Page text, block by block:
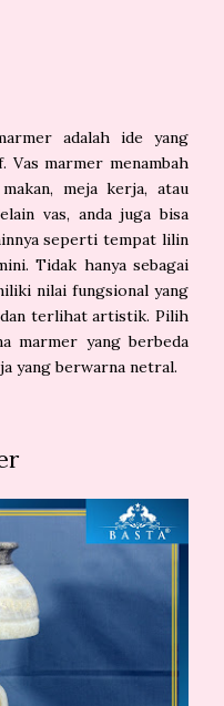
adalah ide yang
Vas marmer menambah
meja kerja, atau
vas, anda juga bisa
seperti tempat lilin
Tidak hanya sebagai
nilai fungsional yang
terlihat artistik. Pilih
marmer yang berbeda
yang berwarna netral.